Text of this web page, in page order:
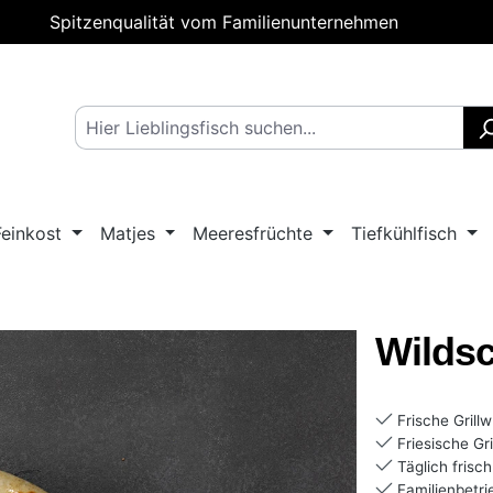
Spitzenqualität vom Familienunternehmen
Matjes Meeresfrüchte Tiefkühlfisch
Frische
Friesische
Täglich